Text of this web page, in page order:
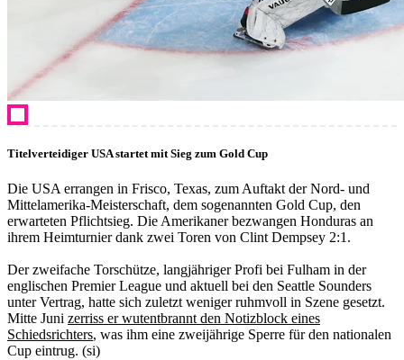
Titelverteidiger USA startet mit Sieg zum Gold Cup
Die USA errangen in Frisco, Texas, zum Auftakt der Nord- und
Mittelamerika-Meisterschaft, dem sogenannten Gold Cup, den
erwarteten Pflichtsieg. Die Amerikaner bezwangen Honduras an
ihrem Heimturnier dank zwei Toren von Clint Dempsey 2:1.
Der zweifache Torschütze, langjähriger Profi bei Fulham in der
englischen Premier League und aktuell bei den Seattle Sounders
unter Vertrag, hatte sich zuletzt weniger ruhmvoll in Szene gesetzt.
Mitte Juni zerriss er wutentbrannt den Notizblock eines
Schiedsrichters, was ihm eine zweijährige Sperre für den nationalen
Cup eintrug. (si)